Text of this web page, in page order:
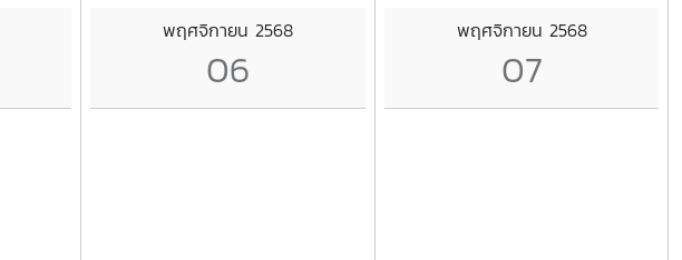
พฤศจิกายน 2568
06
พฤศจิกายน 2568
07